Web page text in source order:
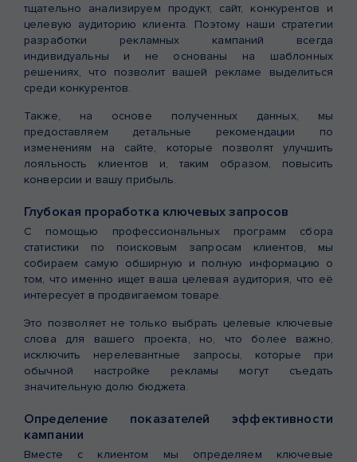
тщательно анализируем продукт, сайт, конкурентов и
целевую аудиторию клиента. Поэтому наши стратегии
разработки рекламных кампаний всегда
индивидуальны и не основаны на шаблонных
решениях, что позволит вашей рекламе выделиться
среди конкурентов.
Также, на основе полученных данных, мы
предоставляем детальные рекомендации по
изменениям на сайте, которые позволят улучшить
лояльность клиентов и, таким образом, повысить
конверсии и вашу прибыль.
Глубокая проработка ключевых запросов
С помощью профессиональных программ сбора
статистики по поисковым запросам клиентов, мы
собираем самую обширную и полную информацию о
том, что именно ищет ваша целевая аудитория, что её
интересует в продвигаемом товаре.
Это позволяет не только выбрать целевые ключевые
слова для вашего проекта, но, что более важно,
исключить нерелевантные запросы, которые при
обычной настройке рекламы могут съедать
значительную долю бюджета.
Определение показателей эффективности
кампании
Вместе с клиентом мы определяем ключевые